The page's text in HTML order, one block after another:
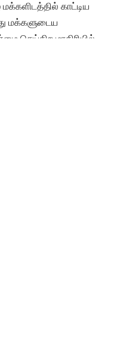
காட்டிய
மக்களுடைய
செய்கிற மாதிரியில்